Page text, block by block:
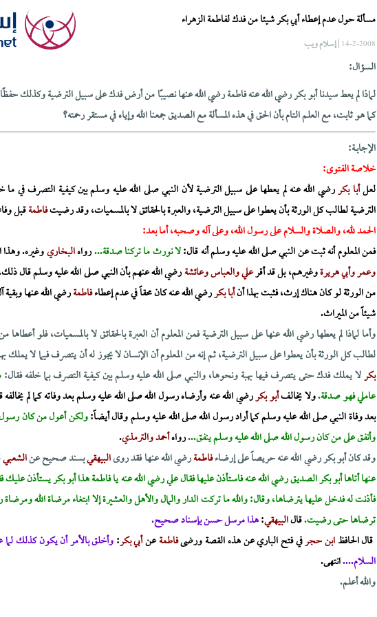
مسألة حول عدم إعطاء أبي بكر شيئا من فدك لفاطمة الزهراء
14-2-2008 | إسلام ويب
السؤال:
لماذا لم يعط سيدنا أبو بكر رضي الله عنه فاطمة رضي الله عنها نصيبًا من أرض فدك على سبيل الترضية وكذلك
كما هو ثابت، مع العلم التام بأن الحق في هذه المسألة مع الصديق جمعنا الله وإياه في مستقر رحمته؟
الإجابــة:
خلاصة الفتوى:
لعلأبا بكررضي الله عنه لم يعطها على سبيل الترضية لأن النبي صلى الله عليه وسلم بين كيفية التصرف في ما
الترضية لطالب كل الورثة بأن يعطوا على سبيل الترضية، والعبرة بالحقائق لا بالمسميات، وقد رضيتفاطمةقبل
الحمد لله، والصلاة والسلام على رسول الله، وعلى آله وصحبه، أما بعد:
فمن المعلوم أنه ثبت عن النبي صلى الله عليه وسلم أنه قال:لا نورث ما تركنا صدقة...رواهالبخاريوغيره.
وعمر وأبي هريرةوغيرهم، بل قد أقرعلي والعباس وعائشةرضي الله عنهم بأن النبي صلى الله عليه وسلم قال
من الورثة لو كان هناك إرث، فثبت بهذا أنأبا بكررضي الله عنه كان محقاً في عدم إعطاءفاطمةرضي الله عنها
شيئاً من الميراث.
وأما لماذا لم يعطها رضي الله عنها على سبيل الترضية فمن المعلوم أن العبرة بالحقائق لا بالمسميات، فلو
لطالب كل الورثة بأن يعطوا على سبيل الترضية، ثم إنه من المعلوم أن الإنسان لا يجوز له أن يتصرف فيما لا يملك
بكرلا يملك فدك حتى يتصرف فيها بهبة ونحوها، والنبي صلى الله عليه وسلم بين كيفية التصرف بما خلفه فقال:
عاملي فهو صدقة.ولا يخالفأبو بكررضي الله عنه وأرضاه رسول الله صلى الله عليه وسلم بعد وفاته كما لم
بعد وفاة النبي صلى الله عليه وسلم كما أراد رسول الله صلى الله عليه وسلم وقال أيضاً:ولكن أعول من كان رسول
وأنفق على من كان رسول الله صلى الله عليه وسلم ينفق...رواهأحمد والترمذي.
وقد كان أبو بكر رضي الله عنه حريصاً على إرضاءفاطمةرضي الله عنها فقد روىالبيهقيبسند صحيح عنالشعبي
عنها أتاها أبو بكر الصديق رضي الله عنه فاستأذن عليها فقال علي رضي الله عنه يا فاطمة هذا أبو بكر يستأذن
فأذنت له فدخل عليها يترضاها، وقال: والله ما تركت الدار والمال والأهل والعشيرة إلا ابتغاء مرضاة الله
ترضاها حتى رضيت.قالالبيهقي:هذا مرسل حسن بإسناد صحيح.
قال الحافظابن حجرفي فتح الباري عن هذه القصة ورضىفاطمةعنأبي بكر:وأخلق بالأمر أن يكون كذلك لما
السلام....انتهى.
والله أعلم.